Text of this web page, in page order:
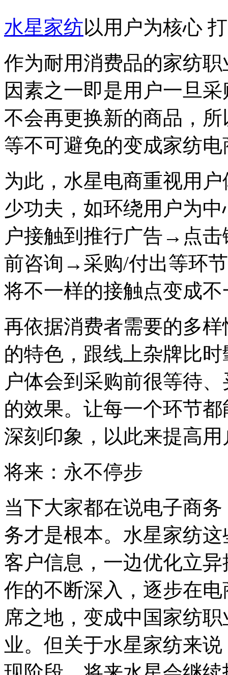
水星家纺以用户为核心
作为耐用消费品的家纺
因素之一即是用户一旦
不会再更换新的商品，
等不可避免的变成家纺
为此，水星电商重视用
少功夫，如环绕用户为
户接触到推行广告→点
前咨询→采购/付出等环
将不一样的接触点变成
再依据消费者需要的多
的特色，跟线上杂牌比
户体会到采购前很等待
的效果。让每一个环节
深刻印象，以此来提高
将来：永不停步
当下大家都在说电子商
务才是根本。水星家纺
客户信息，一边优化立
作的不断深入，逐步在
席之地，变成中国家纺
业。但关于水星家纺来